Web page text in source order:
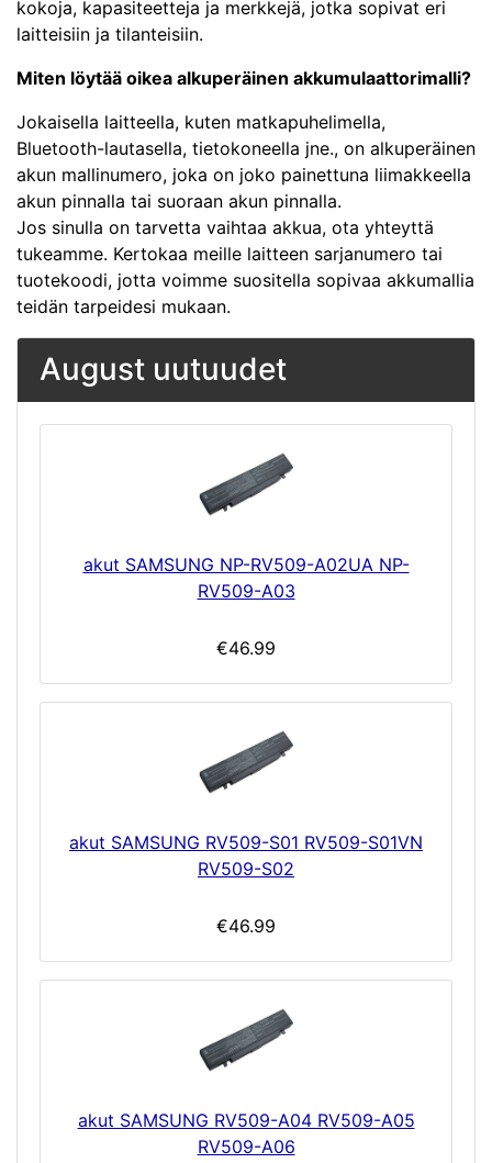
kokoja, kapasiteetteja ja merkkejä, jotka sopivat eri
laitteisiin ja tilanteisiin.
Miten löytää oikea alkuperäinen akkumulaattorimalli?
Jokaisella laitteella, kuten matkapuhelimella,
Bluetooth-lautasella, tietokoneella jne., on alkuperäinen
akun mallinumero, joka on joko painettuna liimakkeella
akun pinnalla tai suoraan akun pinnalla.
Jos sinulla on tarvetta vaihtaa akkua, ota yhteyttä
tukeamme. Kertokaa meille laitteen sarjanumero tai
tuotekoodi, jotta voimme suositella sopivaa akkumallia
teidän tarpeidesi mukaan.
August uutuudet
akut SAMSUNG NP-RV509-A02UA NP-
RV509-A03
€46.99
akut SAMSUNG RV509-S01 RV509-S01VN
RV509-S02
€46.99
akut SAMSUNG RV509-A04 RV509-A05
RV509-A06